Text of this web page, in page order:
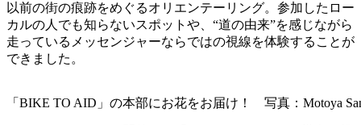
以前の街の痕跡をめぐるオリエンテーリング。参加したロー
カルの人でも知らないスポットや、“道の由来”を感じながら
走っているメッセンジャーならではの視線を体験することが
できました。
「BIKE TO AID」の本部にお花をお届け！ 写真：Motoya